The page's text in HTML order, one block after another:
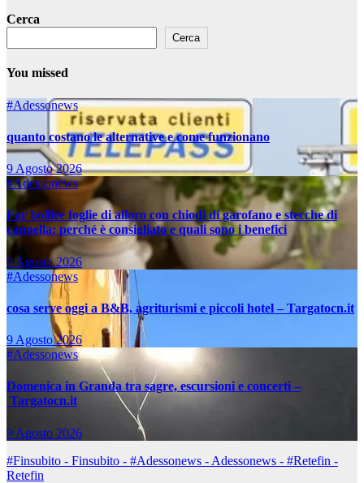
Cerca
Cerca
You missed
#Adessonews
quanto costano le alternative e come funzionano
9 Agosto 2026
#Adessonews
Far bollire foglie di alloro con chiodi di garofano e stecche di
cannella: perché è consigliato e quali sono i benefici
9 Agosto 2026
#Adessonews
cosa serve oggi a B&B, agriturismi e piccoli hotel – Targatocn.it
9 Agosto 2026
#Adessonews
Domenica in Granda tra sagre, escursioni e concerti –
Targatocn.it
9 Agosto 2026
#Finsubito - Finsubito - #Adessonews - Adessonews - #Retefin -
Retefin